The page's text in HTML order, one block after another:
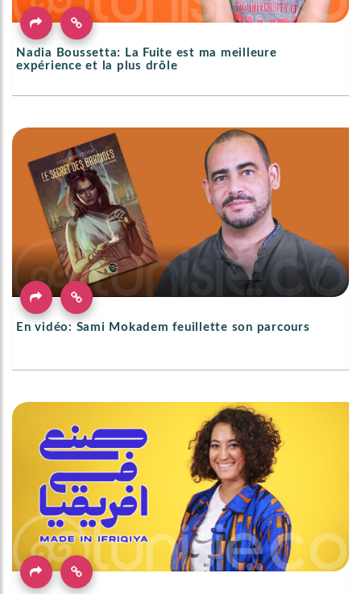
Nadia Boussetta: La Fuite est ma meilleure
expérience et la plus drôle
En vidéo: Sami Mokadem feuillette son parcours